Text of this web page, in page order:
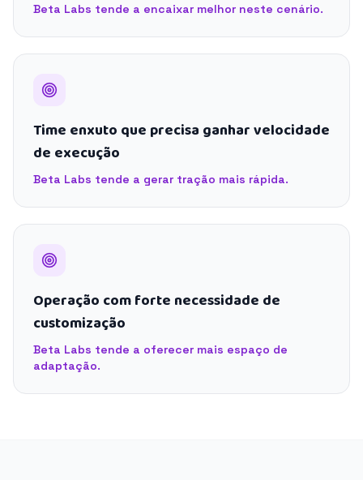
Beta Labs tende a encaixar melhor neste cenário.
Time enxuto que precisa ganhar velocidade
de execução
Beta Labs tende a gerar tração mais rápida.
Operação com forte necessidade de
customização
Beta Labs tende a oferecer mais espaço de
adaptação.